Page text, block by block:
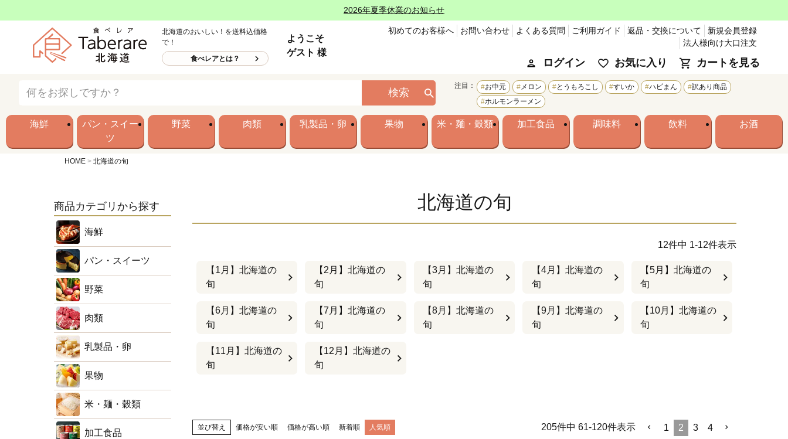
2026年夏季休業のお知らせ
北海道のおいしい！を送料込価格
で！
食べレアとは？
ようこそ
ゲスト 様
初めてのお客様へ お問い合わせ よくある質問 ご利用ガイド 返品・交換について
新規会員登録
法人様向け大口注文
ログイン お気に入り カートを見る
検索
注目： お中元 メロン とうもろこし すいか ハピまん
訳あり商品
ホルモンラーメン
海鮮
パン・スイー
ツ
野菜 肉類 乳製品・卵 果物 米・麺・穀類 加工食品 調味料 飲料 お酒
HOME 北海道の旬
商品カテゴリから探す
海鮮
パン・スイーツ
野菜
肉類
乳製品・卵
果物
米・麺・穀類
加工食品
北海道の旬
12件中 1-12件表示
【1月】北海道の
旬
【2月】北海道の
旬
【3月】北海道の
旬
【4月】北海道の
旬
【5月】北海道の
旬
【6月】北海道の
旬
【7月】北海道の
旬
【8月】北海道の
旬
【9月】北海道の
旬
【10月】北海道の
旬
【11月】北海道の
旬
【12月】北海道の
旬
並び替え 価格が安い順 価格が高い順 新着順 人気順 205件中 61-120件表示 1 2 3 4